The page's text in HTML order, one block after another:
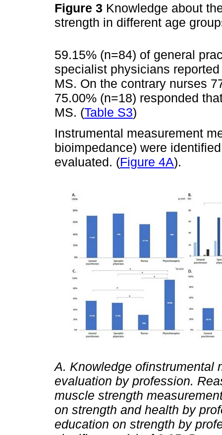
Figure 3 Knowledge about
strength in different age
59.15% (n=84) of general
specialist physicians
MS. On the contrary nurses
75.00% (n=18) responded
MS. (Table S3)
Instrumental measurement
bioimpedance) were
evaluated. (Figure 4A).
A. Knowledge ofinstrumental
evaluation by profession.
muscle strength
on strength and health by
education on strength by